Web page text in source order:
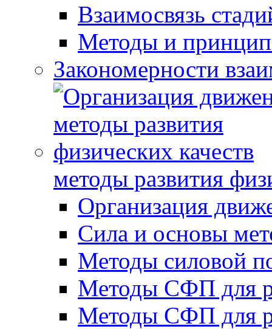
Взаимосвязь
Методы и
Закономерности
методы развития
Организация
Сила и основы
Методы силовой
Методы СФП для
Методы СФП для